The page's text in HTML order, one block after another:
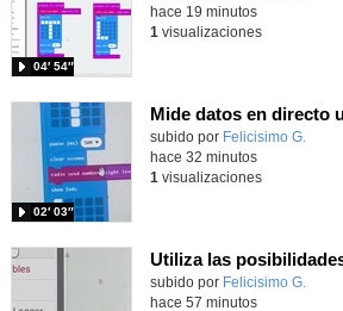
04′ 54″
hace 19 minutos
1 visualizaciones
Contenido educativo.
subido por Felicisimo G.
02′ 03″
hace 32 minutos
1 visualizaciones
Contenido educativo.
subido por Felicisimo G.
hace 57 minutos